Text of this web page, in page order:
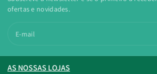
ofertas e novidades.
E-mail
AS NOSSAS LOJAS